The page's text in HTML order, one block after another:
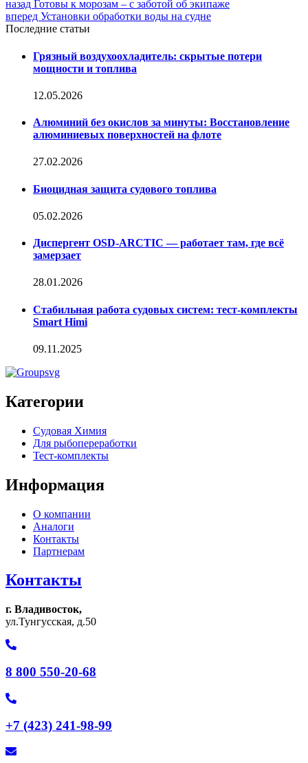
назад Готовы к морозам – с заботой об экипаже
вперед Установки обработки воды на судне
Последние статьи
Грязный воздухоохладитель: скрытые потери
мощности и топлива
12.05.2026
Алюминий без окислов за минуты: Восстановление
алюминиевых поверхностей на флоте
27.02.2026
Биоцидная защита судового топлива
05.02.2026
Диспергент OSD-ARCTIC — работает там, где всё
замерзает
28.01.2026
Стабильная работа судовых систем: тест-комплекты
Smart Himi
09.11.2025
Категории
Судовая Химия
Для рыбопереработки
Тест-комплекты
Информация
О компании
Аналоги
Контакты
Партнерам
Контакты
г. Владивосток,
ул.Тунгусская, д.50
8 800 550-20-68
+7 (423) 241-98-99